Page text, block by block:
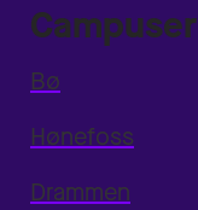
Campuser
Bø
Hønefoss
Drammen